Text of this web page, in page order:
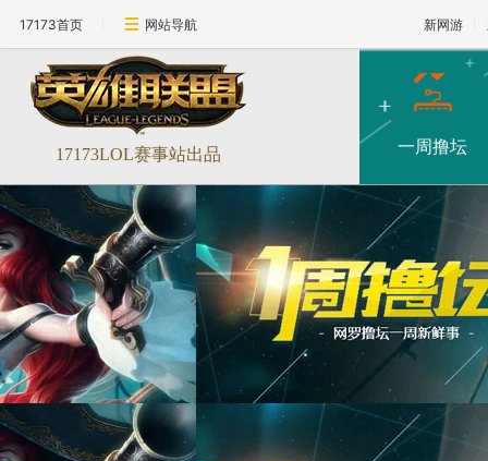
17173首页 网站导航 新网游
17173LOL赛事站出品 一周撸坛